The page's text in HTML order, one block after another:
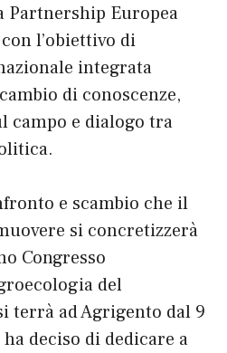
Partnership Europea
l’obiettivo di
integrata
di conoscenze,
campo e dialogo tra
e scambio che il
si concretizzerà
Congresso
del
terrà ad Agrigento dal 9
deciso di dedicare a